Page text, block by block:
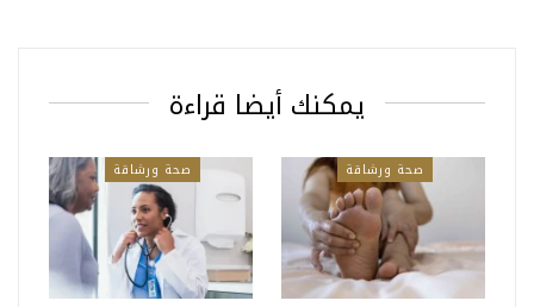
يمكنك أيضا قراءة
صحة ورشاقة صحة ورشاقة